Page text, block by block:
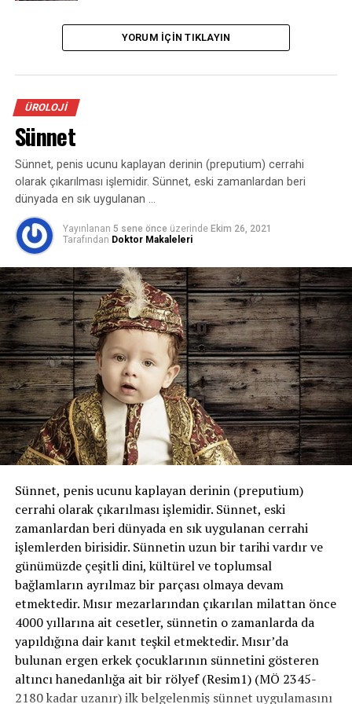
GÜN TAŞ
KAÇIRMAYIN
İnfertilite (Kısırlık)
YORUM İÇIN TIKLAYIN
ÜROLOJI
Sünnet
Sünnet, penis ucunu kaplayan derinin (preputium) cerrahi
olarak çıkarılması işlemidir. Sünnet, eski zamanlardan beri
dünyada en sık uygulanan …
Yayınlanan 5 sene önce üzerinde Ekim 26, 2021
Tarafından Doktor Makaleleri
Sünnet, penis ucunu kaplayan derinin (preputium)
cerrahi olarak çıkarılması işlemidir. Sünnet, eski
zamanlardan beri dünyada en sık uygulanan cerrahi
işlemlerden birisidir. Sünnetin uzun bir tarihi vardır ve
günümüzde çeşitli dini, kültürel ve toplumsal
bağlamların ayrılmaz bir parçası olmaya devam
etmektedir. Mısır mezarlarından çıkarılan milattan önce
4000 yıllarına ait cesetler, sünnetin o zamanlarda da
yapıldığına dair kanıt teşkil etmektedir. Mısır’da
bulunan ergen erkek çocuklarının sünnetini gösteren
altıncı hanedanlığa ait bir rölyef (Resim1) (MÖ 2345-
2180 kadar uzanır) ilk belgelenmiş sünnet uygulamasını